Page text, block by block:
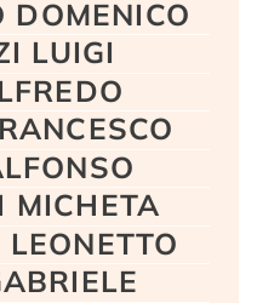
DOMENICO
LUIGI
MICHETA